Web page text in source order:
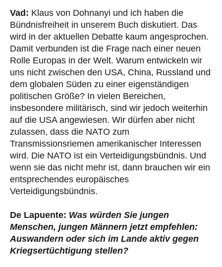
Vad: Klaus von Dohnanyi und ich haben die
Bündnisfreiheit in unserem Buch diskutiert. Das
wird in der aktuellen Debatte kaum angesprochen.
Damit verbunden ist die Frage nach einer neuen
Rolle Europas in der Welt. Warum entwickeln wir
uns nicht zwischen den USA, China, Russland und
dem globalen Süden zu einer eigenständigen
politischen Größe? In vielen Bereichen,
insbesondere militärisch, sind wir jedoch weiterhin
auf die USA angewiesen. Wir dürfen aber nicht
zulassen, dass die NATO zum
Transmissionsriemen amerikanischer Interessen
wird. Die NATO ist ein Verteidigungsbündnis. Und
wenn sie das nicht mehr ist, dann brauchen wir ein
entsprechendes europäisches
Verteidigungsbündnis.
De Lapuente: Was würden Sie jungen
Menschen, jungen Männern jetzt empfehlen:
Auswandern oder sich im Lande aktiv gegen
Kriegsertüchtigung stellen?